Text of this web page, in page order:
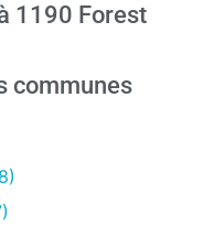
1190 Forest
communes